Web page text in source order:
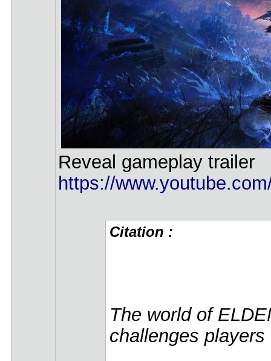
Reveal gameplay trailer
https://
Citation :
The world of
challenges